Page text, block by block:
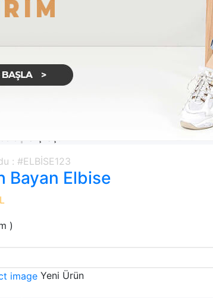
: #ELBİSE123
Bayan Elbise
)
Yeni Ürün